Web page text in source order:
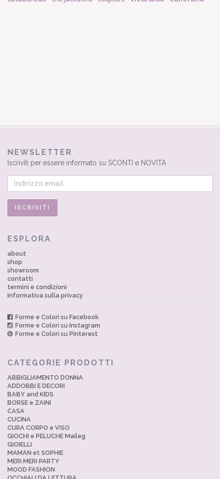
NEWSLETTER
Iscriviti per essere informato su SCONTI e NOVITÀ
ESPLORA
about
shop
showroom
contatti
termini e condizioni
Informativa sulla privacy
Forme e Colori su Facebook
Forme e Colori su Instagram
Forme e Colori su Pinterest
CATEGORIE PRODOTTI
ABBIGLIAMENTO DONNA
ADDOBBI E DECORI
BABY and KIDS
BORSE e ZAINI
CASA
CUCINA
CURA CORPO e VISO
GIOCHI e PELUCHE Maileg
GIOIELLI
MAMAN et SOPHIE
MERI MERI PARTY
MOOD FASHION